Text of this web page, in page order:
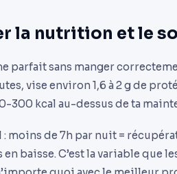
la nutrition et le
parfait sans manger
vise environ 1,6 à 2 g de
300 kcal au-dessus de ta
moins de 7h par nuit =
baisse. C’est la variable